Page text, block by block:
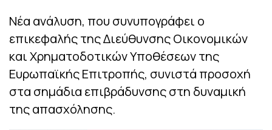
Νέα ανάλυση, που συνυπογράφει ο
επικεφαλής της Διεύθυνσης Οικονομικών
και Χρηματοδοτικών Υποθέσεων της
Ευρωπαϊκής Επιτροπής, συνιστά προσοχή
στα σημάδια επιβράδυνσης στη δυναμική
της απασχόλησης.